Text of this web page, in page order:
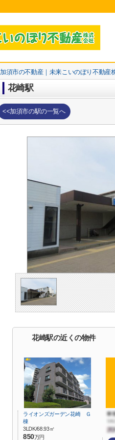
加須市の不動産｜未来こいのぼり不動産
花崎駅
<<加須市の駅の一覧へ
花崎駅の近くの物件
ライオンズガーデン花崎 Ｇ
棟
3LDK/68.93㎡
850万円